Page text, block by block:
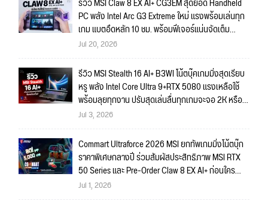
PC พลัง Intel Arc G3 Extreme ใหม่ แรงพร้อมเล่นทุก
เกม แบตอึดหลัก 10 ชม. พร้อมฟีเจอร์แน่นจัดเต็ม
ถึงใจ!!
Jul 20, 2026
รีวิว MSI Stealth 16 AI+ B3WI โน้ตบุ๊คเกมมิ่งสุดเรียบ
หรู พลัง Intel Core Ultra 9+RTX 5080 แรงเหลือใช้
พร้อมลุยทุกงาน ปรับสุดเล่นลื่นทุกเกมจะจอ 2K หรือ
4K ก็สบายมาก!!
Jul 3, 2026
Commart Ultraforce 2026 MSI ยกทัพเกมมิ่งโน้ตบุ๊ก
ราคาพิเศษกลางปี ร่วมสัมผัสประสิทธิภาพ MSI RTX
50 Series และ Pre-Order Claw 8 EX AI+ ก่อนใคร
พร้อมของรางวัลเข้าร่วมกิจกรรมในงาน!
Jul 1, 2026